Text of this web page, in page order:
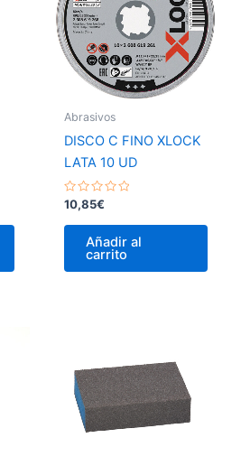
Abrasivos
DISCO C FINO XLOCK
LATA 10 UD
Valorado
con
0
10,85€
Añadir al
carrito